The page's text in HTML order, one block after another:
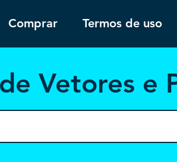
Comprar Termos de uso
Vetores e